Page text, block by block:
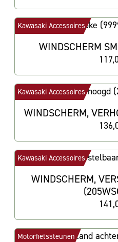
Kawasaki Accessoires
WINDSCHERM
Kawasaki Accessoires
WINDSCHERM,
Kawasaki Accessoires
WINDSCHERM,
Motorfietssteunen